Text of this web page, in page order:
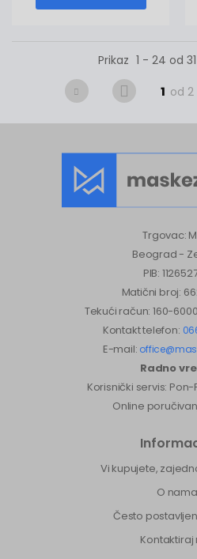
Prikaz 1 - 24 od 31
1 od 2
Trgovac:
Beograd -
PIB:
Matični broj:
Tekući račun: 160-
Kontakt telefon:
E-mail:
Radno
Korisnički servis: Pon-
Online
Vi kupujete,
O nama
Često
Kontaktiraj